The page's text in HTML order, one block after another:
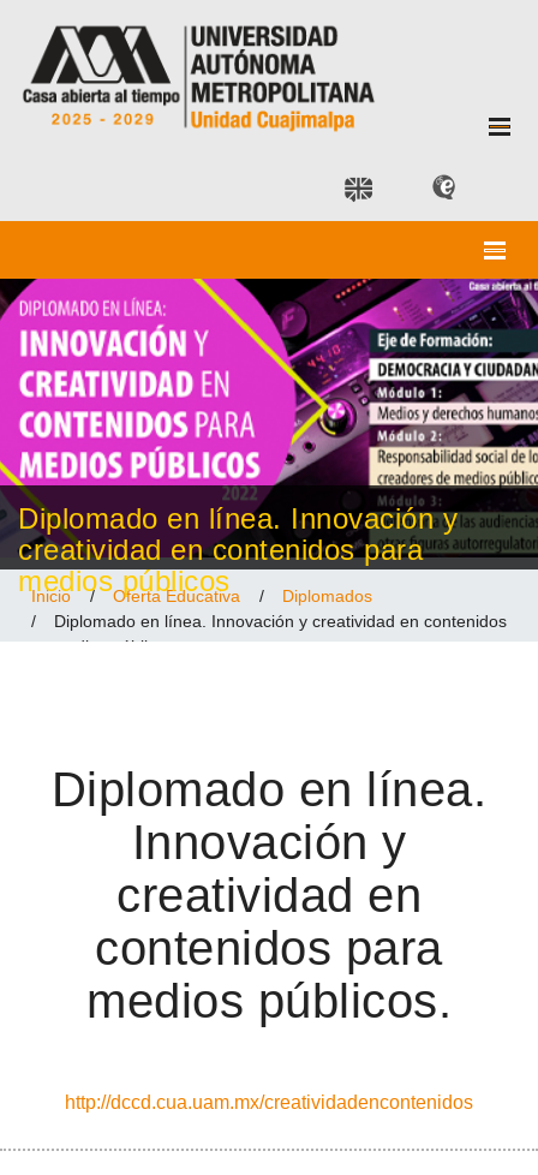
Diplomado en línea. Innovación y
creatividad en contenidos para
medios públicos
Inicio / Oferta Educativa /
Diplomados
/
Diplomado en línea. Innovación y creatividad en contenidos
para medios públicos
Diplomado en línea.
Innovación y
creatividad en
contenidos para
medios públicos.
http://dccd.cua.uam.mx/creatividadencontenidos